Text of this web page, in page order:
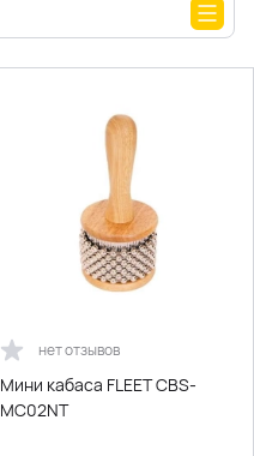
нет отзывов
Мини кабаса FLEET CBS-
MC02NT